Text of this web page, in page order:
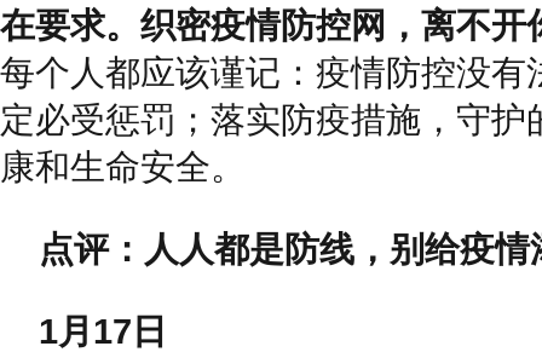
在要求。织密疫情防控网，离不开
每个人都应该谨记：疫情防控没有
定必受惩罚；落实防疫措施，守护
康和生命安全。
点评：人人都是防线，别给疫情
1月17日